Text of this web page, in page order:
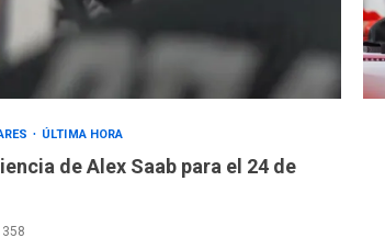
ÚLTIMA HORA
de Alex Saab para el 24 de
358